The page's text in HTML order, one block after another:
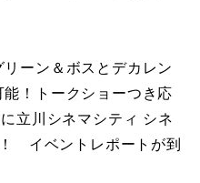
ーン＆ボスとデカレン
！トークショーつき応
立川シネマシティ シネ
イベントレポートが到